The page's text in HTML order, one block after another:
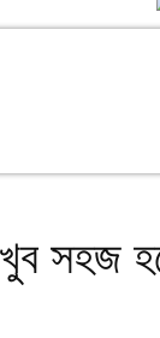
খুব সহজ